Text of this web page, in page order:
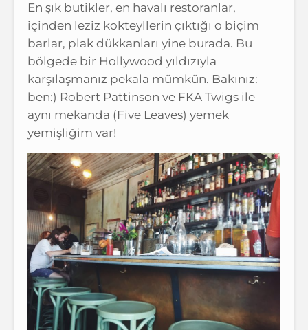
En şık butikler, en havalı restoranlar,
içinden leziz kokteyllerin çıktığı o biçim
barlar, plak dükkanları yine burada. Bu
bölgede bir Hollywood yıldızıyla
karşılaşmanız pekala mümkün. Bakınız:
ben:) Robert Pattinson ve FKA Twigs ile
aynı mekanda (Five Leaves) yemek
yemişliğim var!